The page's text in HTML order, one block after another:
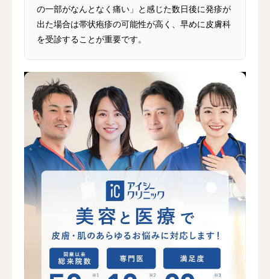
の一部がなんとなく痛い」と感じた数日後に発疹が
出た場合は帯状疱疹の可能性が高く、早めに皮膚科
を受診することが重要です。